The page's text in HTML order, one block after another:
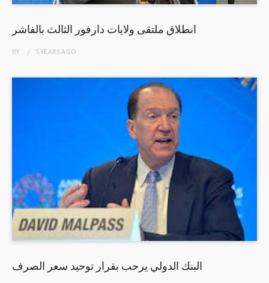
انطلاق ملتقى ولايات دارفور الثالث بالفاشر
BY 5 YEARSAGO
البنك الدولي يرحب بقرار توحيد سعر الصرف